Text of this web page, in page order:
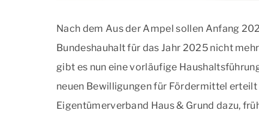
Nach dem Aus der Ampel sollen Anfang
Bundeshauhalt für das Jahr 2025 nicht
gibt es nun eine vorläufige
neuen Bewilligungen für Fördermittel erteilt
Eigentümerverband Haus & Grund dazu,